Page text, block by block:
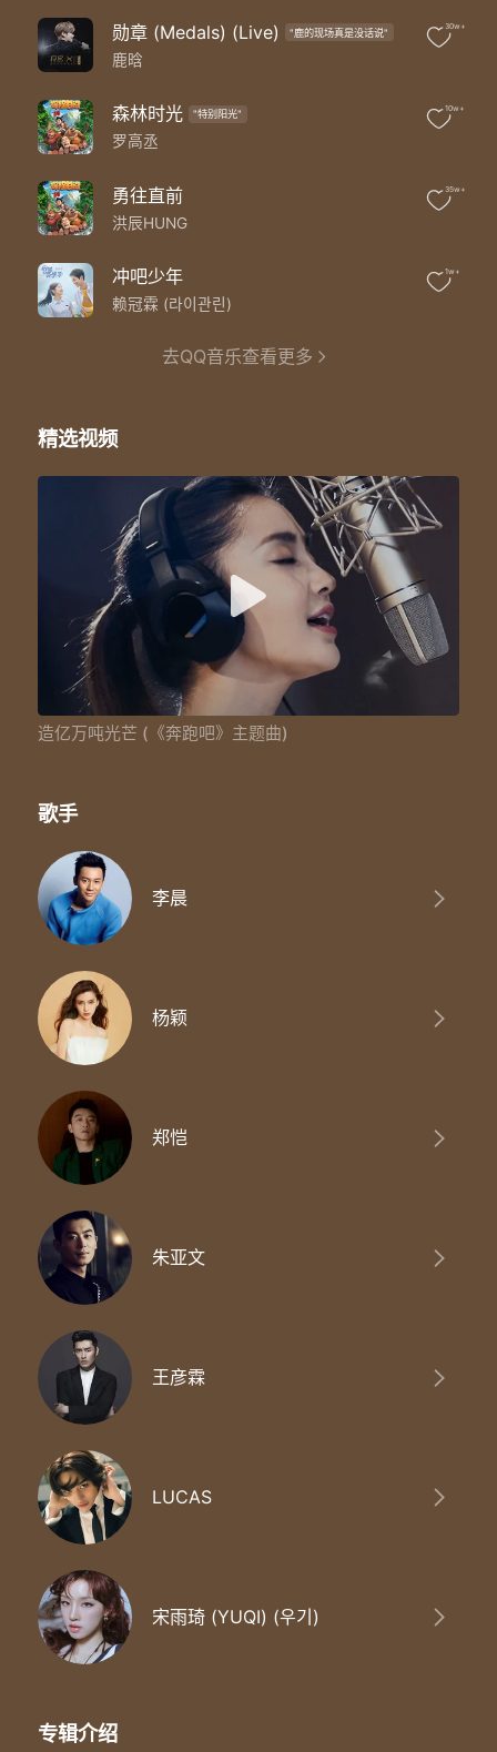
合：
Ao ao ao ao ao ao ao ao ao
Wu wu wu wu wu wu wu wu wu
Hu hu hu hu hu hu hu hu hu
郑恺/李晨/朱亚文：
我有我自在
向全世界说我爱
合：
We Run for the dream
从白天到黑夜
我不需要停歇
We run
理想它不一定就在远方
金子也不一定自己发光
我有我的信仰 不被框在浴缸
做自己的太阳
宋雨琦：
一口苹果啃出
宋雨琦：
一个奇思妙想
郑恺/AB：
超越自己不是
朱亚文/Lucas：
靠神秘力量
李晨：
造亿万吨光芒
Wu wu wu wu wu wu wu wu
Hu hu hu hu hu hu hu hu hu
郑恺/李晨/朱亚文：
我有我自在
AB/王彦霖/Lucas/宋雨琦：
向全世界说我爱
合：
We Run for the dream
从白天到黑夜
我不需要停歇
We run
We run never stop
就想让你知道
大雨中 我也在奔跑
We Run for the dream
我不需要停歇
We run
We run never stop
就想让你知道
Keep keep running running
Keep keep running yeah
Keep keep running running
Keep keep running
男合：
我有我自在
Lucas：
我狂奔在沙漠中暴雨下
抵挡着岁月中黯去的风华
我披着荣光一路向前穿过喧哗
你有大招就放马过来
证明你存在吧
合：
生命在闪亮
造亿万吨的光芒
生命在闪亮
勋章 (Medals) (Live) "鹿的现场真是没话说"
鹿晗
30w+
森林时光 "特别阳光"
罗高丞
10w+
勇往直前
洪辰HUNG
35w+
冲吧少年
赖冠霖 (라이관린)
1w+
去QQ音乐查看更多
精选视频
造亿万吨光芒 (《奔跑吧》主题曲)
歌手
李晨
杨颖
郑恺
朱亚文
王彦霖
LUCAS
宋雨琦 (YUQI) (우기)
专辑介绍